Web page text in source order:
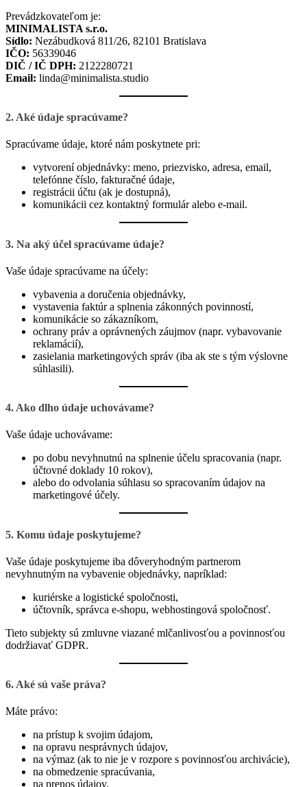
Prevádzkovateľom je:
MINIMALISTA s.r.o.
Sídlo: Nezábudková 811/26, 82101 Bratislava
IČO: 56339046
DIČ / IČ DPH: 2122280721
Email: linda@minimalista.studio
2. Aké údaje spracúvame?
Spracúvame údaje, ktoré nám poskytnete pri:
vytvorení objednávky: meno, priezvisko, adresa, email,
telefónne číslo, fakturačné údaje,
registrácii účtu (ak je dostupná),
komunikácii cez kontaktný formulár alebo e-mail.
3. Na aký účel spracúvame údaje?
Vaše údaje spracúvame na účely:
vybavenia a doručenia objednávky,
vystavenia faktúr a splnenia zákonných povinností,
komunikácie so zákazníkom,
ochrany práv a oprávnených záujmov (napr. vybavovanie
reklamácií),
zasielania marketingových správ (iba ak ste s tým výslovne
súhlasili).
4. Ako dlho údaje uchovávame?
Vaše údaje uchovávame:
po dobu nevyhnutnú na splnenie účelu spracovania (napr.
účtovné doklady 10 rokov),
alebo do odvolania súhlasu so spracovaním údajov na
marketingové účely.
5. Komu údaje poskytujeme?
Vaše údaje poskytujeme iba dôveryhodným partnerom
nevyhnutným na vybavenie objednávky, napríklad:
kuriérske a logistické spoločnosti,
účtovník, správca e-shopu, webhostingová spoločnosť.
Tieto subjekty sú zmluvne viazané mlčanlivosťou a povinnosťou
dodržiavať GDPR.
6. Aké sú vaše práva?
Máte právo:
na prístup k svojim údajom,
na opravu nesprávnych údajov,
na výmaz (ak to nie je v rozpore s povinnosťou archivácie),
na obmedzenie spracúvania,
na prenos údajov,